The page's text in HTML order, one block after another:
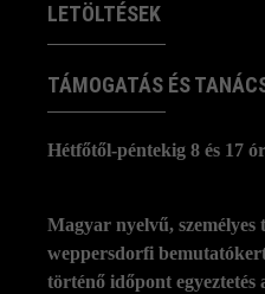
LETÖLTÉSEK
TÁMOGATÁS ÉS
Hétfőtől-péntekig 8 és 17
Magyar nyelvű, személyes
weppersdorfi
történő időpont egyeztetés